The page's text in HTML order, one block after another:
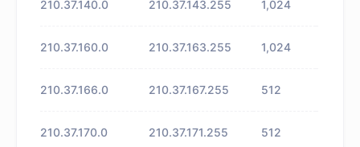
210.37.140.0 210.37.143.255 1,024
210.37.160.0 210.37.163.255 1,024
210.37.166.0 210.37.167.255 512
210.37.170.0 210.37.171.255 512